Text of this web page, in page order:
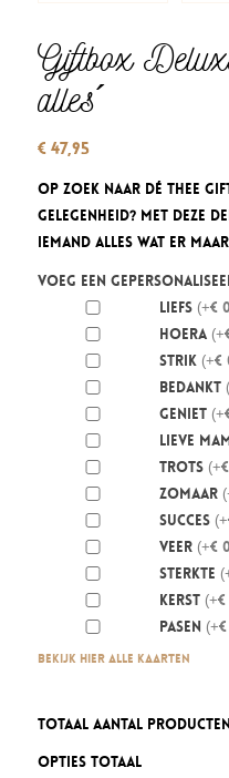
Giftbox
alles´
€47,95
Op zoek naar dé thee
gelegenheid? Met deze
iemand alles wat er
Voeg een
Liefs (+€
Hoera
Strik (+€
Bedankt
Geniet
Lieve
Trots
Zomaar
Succes
Veer (+€
Sterkte
Kerst
Pasen
Bekijk hier alle kaarten
Totaal aantal
Opties totaal